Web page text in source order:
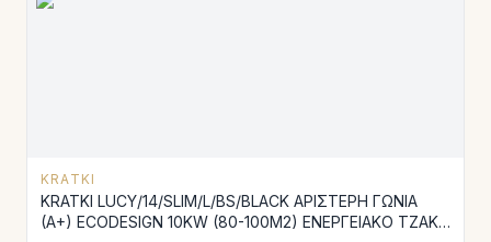
KRATKI
KRATKI LUCY/14/SLIM/L/BS/BLACK ΑΡΙΣΤΕΡΗ ΓΩΝΙΑ
(A+) ECODESIGN 10KW (80-100M2) ΕΝΕΡΓΕΙΑΚΟ ΤΖΑΚΙ